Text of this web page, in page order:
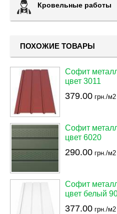
Кровельные работы
ПОХОЖИЕ ТОВАРЫ
Софит
цвет 3011
379.00 грн./м2
Софит
цвет 6020
290.00 грн./м2
Софит
цвет белый
377.00 грн./м2